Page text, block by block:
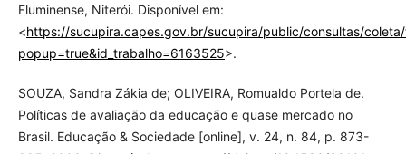
Fluminense, Niterói. Disponível em:
<https://sucupira.capes.gov.br/sucupira/public/consultas/
popup=true&id_trabalho=6163525>.
SOUZA, Sandra Zákia de; OLIVEIRA, Romualdo Portela de.
Políticas de avaliação da educação e quase mercado no
Brasil. Educação & Sociedade [online], v. 24, n. 84, p. 873-